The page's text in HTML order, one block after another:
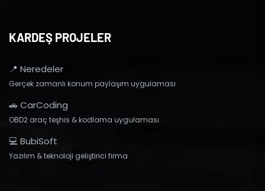
KARDEŞ PROJELER
📍 Neredeler
Gerçek zamanlı konum paylaşım uygulaması
🚗 CarCoding
OBD2 araç teşhis & kodlama uygulaması
💻 BubiSoft
Yazılım & teknoloji geliştirici firma